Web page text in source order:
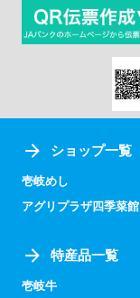
ショップ一覧
壱岐めし
アグリプラザ四季菜館
特産品一覧
壱岐牛